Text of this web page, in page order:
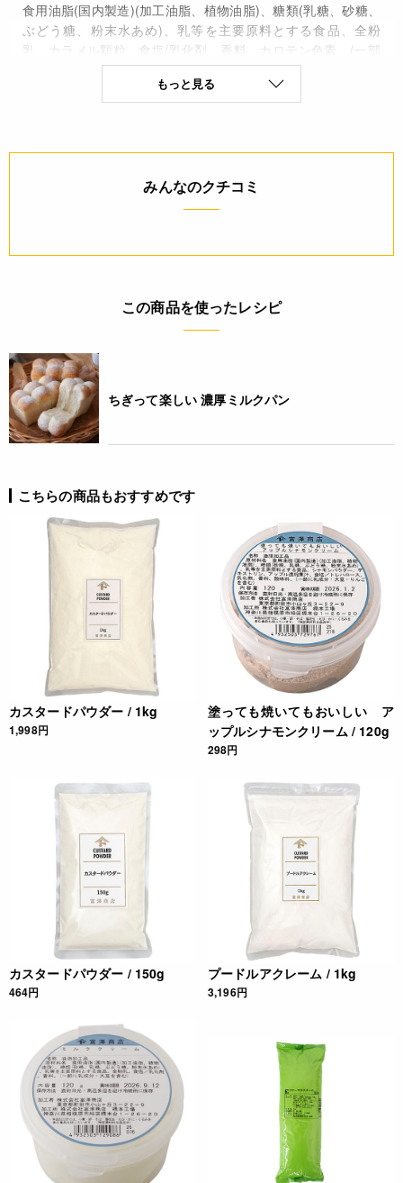
食用油脂(国内製造)(加工油脂、植物油脂)、糖類(乳糖、砂糖、
ぶどう糖、粉末水あめ)、乳等を主要原料とする食品、全粉
乳、カラメル顆粒、食塩/乳化剤、香料、カロテン色素、(一部
に乳成分・大豆を含む)
保存方法(未開封)
※製造日を起点とした期限です。
乳成分(特定原材料8品目)
コンタミネーション
* 本品加工所では、小麦・卵・そば・落花生・えび・かに・く
るみを含む食品も扱っています。(特定原材料8品目中)
(100g当たり) エネルギー 662kcal たんぱく質 1.3g 脂質 53.2g
* 塗ってトーストするときは、必ずオーブン皿またはアルミホ
イルにのせオーブントースターで焼いてください。
* トーストをしなくても召しあがれます。
* 開封後は25℃以下で保存し、2週間を目安にご使用くださ
い。
JANコード
もっと見る
みんなのクチコミ
この商品を使ったレシピ
ちぎって楽しい 濃厚ミルクパン
こちらの商品もおすすめです
カスタードパウダー / 1kg
1,998円
塗っても焼いてもおいしい ア
ップルシナモンクリーム / 120g
298円
カスタードパウダー / 150g
464円
プードルアクレーム / 1kg
3,196円